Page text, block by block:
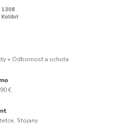
1308
Kolibri
+ Odbornosť a ochota
€
Stojany